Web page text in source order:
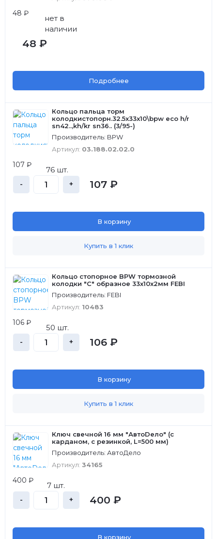
48 ₽
нет в
наличии
48 ₽
Подробнее
Кольцо пальца торм
колодкистопорн.32.5x33x10\bpw eco h/r
sn42..,kh/kr sn36.. (3/95-)
Производитель: BPW
Артикул: 03.188.02.02.0
107 ₽
76 шт.
- + 107 ₽
В корзину
Купить в 1 клик
Кольцо стопорное BPW тормозной
колодки "С" образное 33x10x2мм FEBI
Производитель: FEBI
Артикул: 10483
106 ₽
50 шт.
- + 106 ₽
В корзину
Купить в 1 клик
Ключ свечной 16 мм "АвтоDело" (с
карданом, с резинкой, L=500 мм)
Производитель: АвтоДело
Артикул: 34165
400 ₽
7 шт.
- + 400 ₽
В корзину